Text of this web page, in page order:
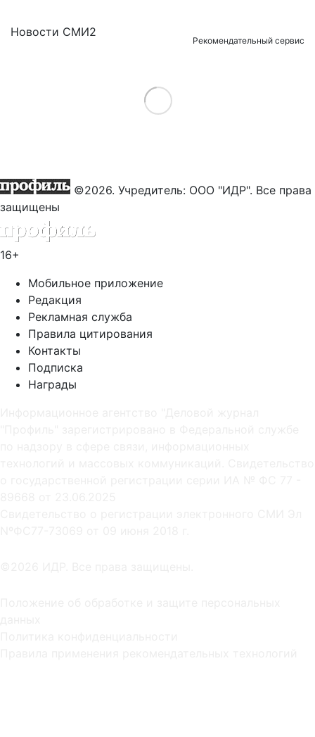
Новости СМИ2
Рекомендательный сервис
Load More
©2026. Учредитель: ООО "ИДР". Все права
защищены
16+
Мобильное приложение
Редакция
Рекламная служба
Правила цитирования
Контакты
Подписка
Награды